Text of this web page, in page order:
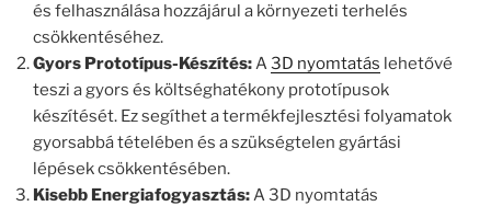
és felhasználása hozzájárul a környezeti terhelés
csökkentéséhez.
Gyors Prototípus-Készítés:A3D nyomtatás lehetővé
teszi a gyors és költséghatékony prototípusok
készítését. Ez segíthet a termékfejlesztési folyamatok
gyorsabbá tételében és a szükségtelen gyártási
lépések csökkentésében.
Kisebb Energiafogyasztás:A 3D nyomtatás